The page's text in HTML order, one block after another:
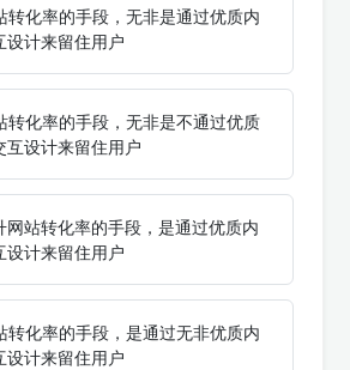
转化率的手段，无非是通过优质内
设计来留住用户
转化率的手段，无非是不通过优质
互设计来留住用户
网站转化率的手段，是通过优质内
设计来留住用户
转化率的手段，是通过无非优质内
设计来留住用户